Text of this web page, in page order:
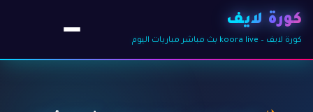
كورة لايف
كورة لايف – koora live بث مباشر مباريات اليوم